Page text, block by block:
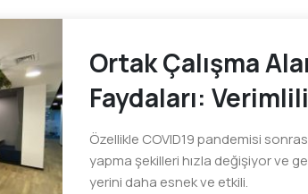
Ortak Çalışma
Faydaları:
Özellikle COVID19 pandemisi
yapma şekilleri hızla değişiyor ve
yerini daha esnek ve etkili.